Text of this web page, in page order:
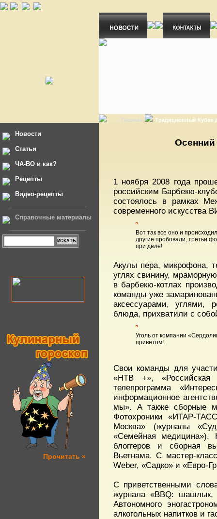
Главная Традиционный Кубок
Новости
Статьи
ЧА-ВО и как?
Рецепты
Видео-рецепты
Справочные материалы
Прочитать »
Осенний
1 ноября 2008 года
российским Барбекю-
состоялось в рамках
современного искусства
Вот так все оно и
другие пробовали, третьи
при деле!
Акулы пера, микрофона,
углях свинину,
в барбекю-котлах
команды уже
аксессуарами, углями,
блюда, прихватили с
Уголь от компании
приветом!
Свои команды для
«НТВ +», «Российская
телепрограмма
информационное
мы». А также сборные
Фотохроники «ИТАР-
Москва» (журналы
«Семейная медицина»).
блоггеров и сборная
Вьетнама. С мастер-
Weber, «Садко» и «Евро-
С приветственными
журнала «BBQ: шашлык,
Автономного
алкогольных напитков и